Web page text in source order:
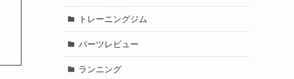
トレーニングジム
パーツレビュー
ランニング